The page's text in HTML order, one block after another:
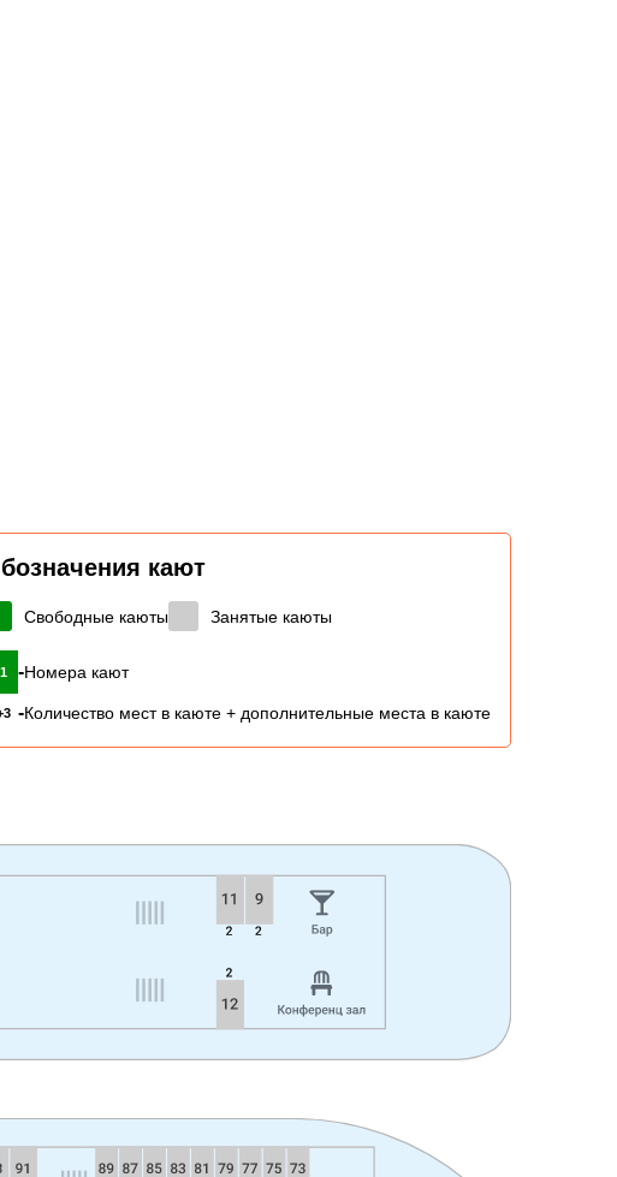
кают
Свободные каюты Занятые каюты
-Номера кают
-Количество мест в каюте + дополнительные места в каюте